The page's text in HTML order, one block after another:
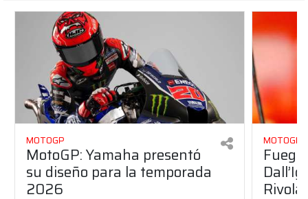
MOTOGP
MotoGP: Yamaha presentó
su diseño para la temporada
2026
MOTOGP